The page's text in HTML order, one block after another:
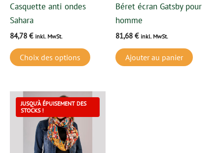
Casquette anti ondes
Sahara
84,78 € inkl. MwSt.
Choix des options
la
produit
Béret écran Gatsby pour
homme
81,68 € inkl. MwSt.
Ajouter au panier
JUSQU’À ÉPUISEMENT DES
STOCKS !